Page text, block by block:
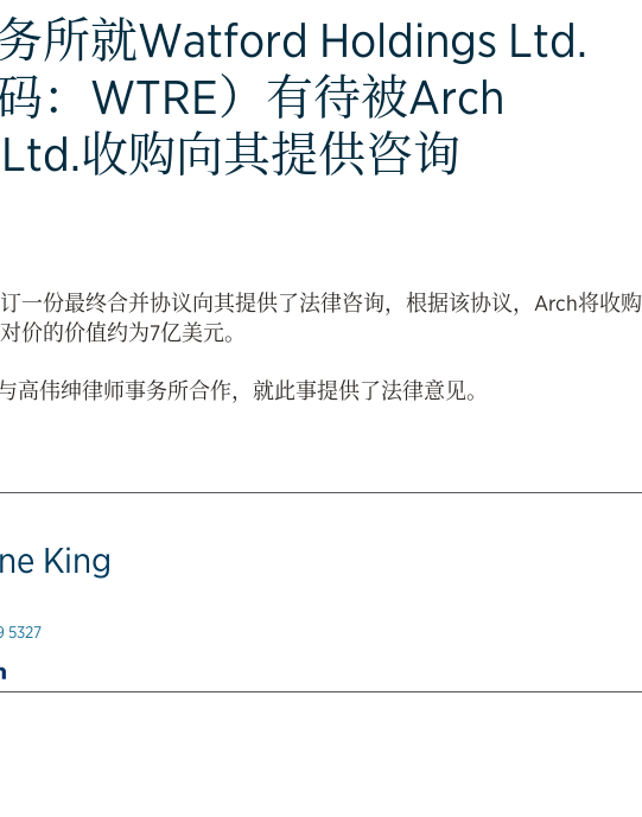
所就Watford Holdings Ltd.
：WTRE）有待被Arch
收购向其提供咨询
一份最终合并协议向其提供了法律咨询，根据该协议，Arch将收购
价的价值约为7亿美元。
高伟绅律师事务所合作，就此事提供了法律意见。
King
5327